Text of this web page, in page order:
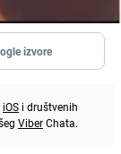
izvore
iOS i društvenih
ViberChata.